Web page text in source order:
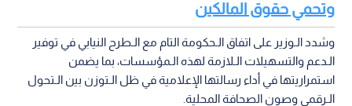
وتحمي حقوق المالكين
وشدد الـوزير على اتفاق الـحكومة التام مع الـطرح النيابي في توفير
الـدعم والتسهيلات الـلازمة لهذه الـمؤسسات، بما يضمن
استمراريتها في أداء رسالتها الإعلامية في ظل الـتوزن بين الـتحول
الـرقمي وصون الصحافة المحلية.